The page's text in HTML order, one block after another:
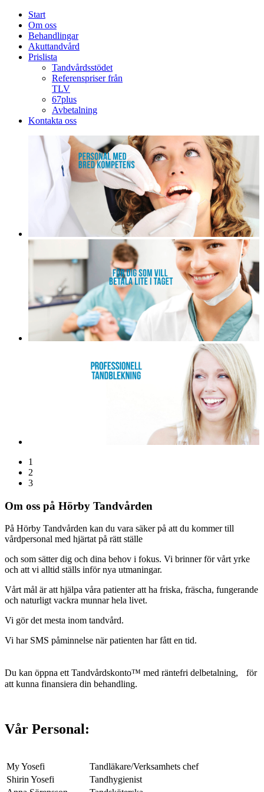
Start
Om oss
Behandlingar
Akuttandvård
Prislista
Tandvårdsstödet
Referenspriser från
TLV
67plus
Avbetalning
Kontakta oss
1
2
3
Om oss på Hörby Tandvården
På Hörby Tandvården kan du vara säker på att du kommer till
vårdpersonal med hjärtat på rätt ställe
och som sätter dig och dina behov i fokus. Vi brinner för vårt yrke
och att vi alltid ställs inför nya utmaningar.
Vårt mål är att hjälpa våra patienter att ha friska, fräscha, fungerande
och naturligt vackra munnar hela livet.
Vi gör det mesta inom tandvård.
Vi har SMS påminnelse när patienten har fått en tid.
Du kan öppna ett Tandvårdskonto™ med räntefri delbetalning, för
att kunna finansiera din behandling.
Vår Personal:
My Yosefi
Tandläkare/Verksamhets chef
Shirin Yosefi
Tandhygienist